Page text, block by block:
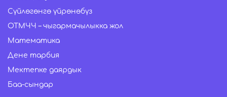
Сүйлөгөнгө үйрөнөбүз
ОТМЧЧ – чыгармачылыкка жол
Математика
Дене тарбия
Мектепке даярдык
Баа-сындар